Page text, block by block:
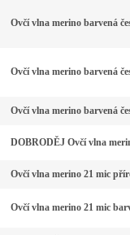
Ovčí vlna merino barvená
Ovčí vlna merino barvená
Ovčí vlna merino barvená
DOBRODĚJ Ovčí vlna
Ovčí vlna merino 21 mic
Ovčí vlna merino 21 mic